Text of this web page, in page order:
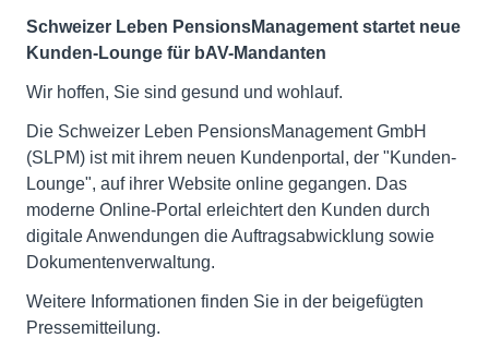
Schweizer Leben PensionsManagement startet neue
Kunden-Lounge für bAV-Mandanten
Wir hoffen, Sie sind gesund und wohlauf.
Die Schweizer Leben PensionsManagement GmbH
(SLPM) ist mit ihrem neuen Kundenportal, der "Kunden-
Lounge", auf ihrer Website online gegangen. Das
moderne Online-Portal erleichtert den Kunden durch
digitale Anwendungen die Auftragsabwicklung sowie
Dokumentenverwaltung.
Weitere Informationen finden Sie in der beigefügten
Pressemitteilung.